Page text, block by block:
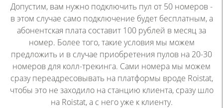
Допустим, вам нужно подключить пул от 50 номеров -
в этом случае само подключение будет бесплатным, а
абонентская плата составит 100 рублей в месяц за
номер. Более того,такие условия мы можем
предложить и в случае приобретения пулов на 20-30
номеров для колл-трекинга. Сами номера мы можем
сразу переадресовывать наплатформы вроде Roistat,
чтобы это не заходило на станцию клиента, сразу шло
на Roistat, а с него уже к клиенту.